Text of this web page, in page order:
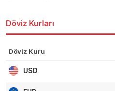
Döviz Kurları
Döviz Kuru
USD